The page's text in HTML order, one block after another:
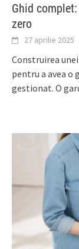
Ghid
zero
27 aprilie 2025
Construirea
pentru a avea o
gestionat. O